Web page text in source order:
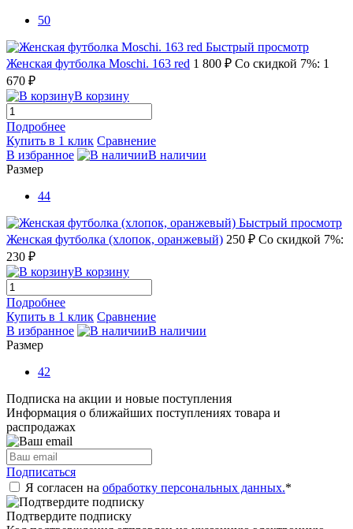
50
Быстрый просмотр
Женская футболка Moschi. 163 red 1 800 ₽ Со скидкой 7%: 1
670 ₽
В корзину
Подробнее
Купить в 1 клик Сравнение
В избранное
В наличии
Размер
44
Быстрый просмотр
Женская футболка (хлопок, оранжевый) 250 ₽ Со скидкой 7%:
230 ₽
В корзину
Подробнее
Купить в 1 клик Сравнение
В избранное
В наличии
Размер
42
Подписка на акции и новые поступления
Информация о ближайших поступлениях товара и
распродажах
Подписаться
Я согласен на обработку персональных данных.*
Подтвердите подписку